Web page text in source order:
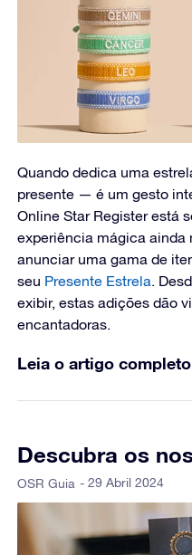
Quando dedica uma
presente — é um gesto
Online Star Register está
experiência mágica ainda
anunciar uma gama de
seu Presente Estrela.
exibir, estas adições dão
encantadoras.
Leia o artigo completo
Descubra os
OSR Guia - 29 Abril 2024